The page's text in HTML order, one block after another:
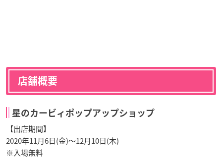
店舗概要
星のカービィポップアップショップ
【出店期間】
2020年11月6日(金)～12月10日(木)
※入場無料